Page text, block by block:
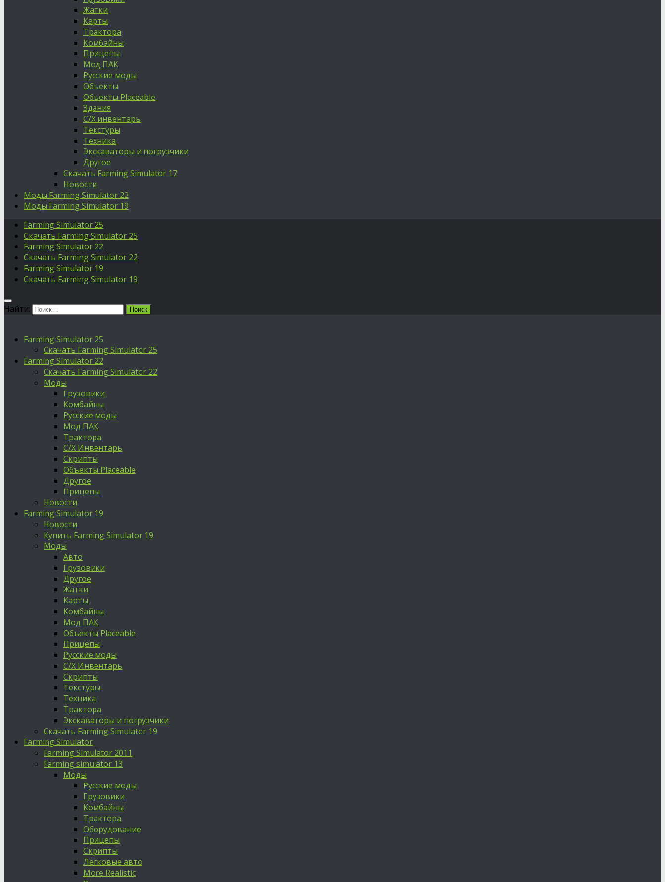
Жатки
Карты
Трактора
Комбайны
Прицепы
Мод ПАК
Русские моды
Объекты
Объекты Placeable
Здания
С/Х инвентарь
Текстуры
Техника
Экскаваторы и погрузчики
Другое
Скачать Farming Simulator 17
Новости
Моды Farming Simulator 22
Моды Farming Simulator 19
Farming Simulator 25
Скачать Farming Simulator 25
Farming Simulator 22
Скачать Farming Simulator 22
Farming Simulator 19
Скачать Farming Simulator 19
Найти:
Farming Simulator 25
Скачать Farming Simulator 25
Farming Simulator 22
Скачать Farming Simulator 22
Моды
Грузовики
Комбайны
Русские моды
Мод ПАК
Трактора
С/Х Инвентарь
Скрипты
Объекты Placeable
Другое
Прицепы
Новости
Farming Simulator 19
Новости
Купить Farming Simulator 19
Моды
Авто
Грузовики
Другое
Жатки
Карты
Комбайны
Мод ПАК
Объекты Placeable
Прицепы
Русские моды
С/Х Инвентарь
Скрипты
Текстуры
Техника
Трактора
Экскаваторы и погрузчики
Скачать Farming Simulator 19
Farming Simulator
Farming Simulator 2011
Farming simulator 13
Моды
Русские моды
Грузовики
Комбайны
Трактора
Оборудование
Прицепы
Скрипты
Легковые авто
More Realistic